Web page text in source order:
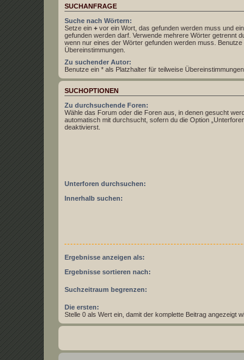
SUCHANFRAGE
Suche nach Wörtern:
Setze ein + vor ein Wort, das gefunden werden muss und ein
gefunden werden darf. Verwende mehrere Wörter getrennt
wenn nur eines der Wörter gefunden werden muss.
Übereinstimmungen.
Zu suchender Autor:
Benutze ein * als Platzhalter für teilweise Übereinstimmungen.
SUCHOPTIONEN
Zu durchsuchende Foren:
Wähle das Forum oder die Foren aus, in denen gesucht
automatisch mit durchsucht, sofern du die Option
deaktivierst.
Unterforen durchsuchen:
Innerhalb suchen:
Ergebnisse anzeigen als:
Ergebnisse sortieren nach:
Suchzeitraum begrenzen:
Die ersten:
Stelle 0 als Wert ein, damit der komplette Beitrag angezeigt